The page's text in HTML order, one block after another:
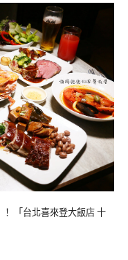
「台北喜來登大飯店 十